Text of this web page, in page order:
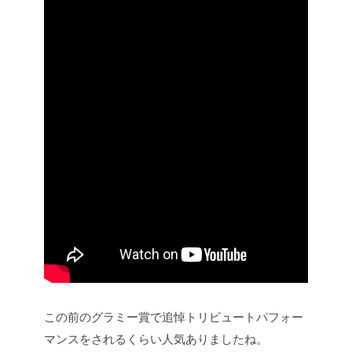
この前のグラミー賞で追悼トリビュートパフォー
マンスをされるくらい人気ありましたね。